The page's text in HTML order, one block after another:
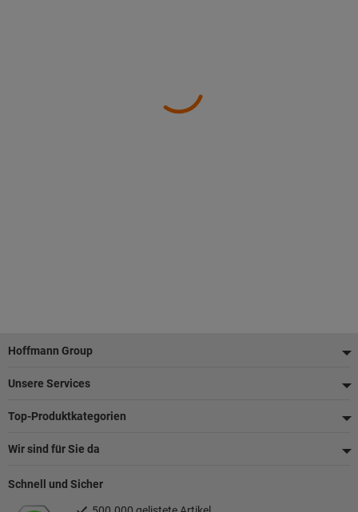
Fußzeile
Hoffmann Group
Unsere Services
Top-Produktkategorien
Wir sind für Sie da
Schnell und Sicher